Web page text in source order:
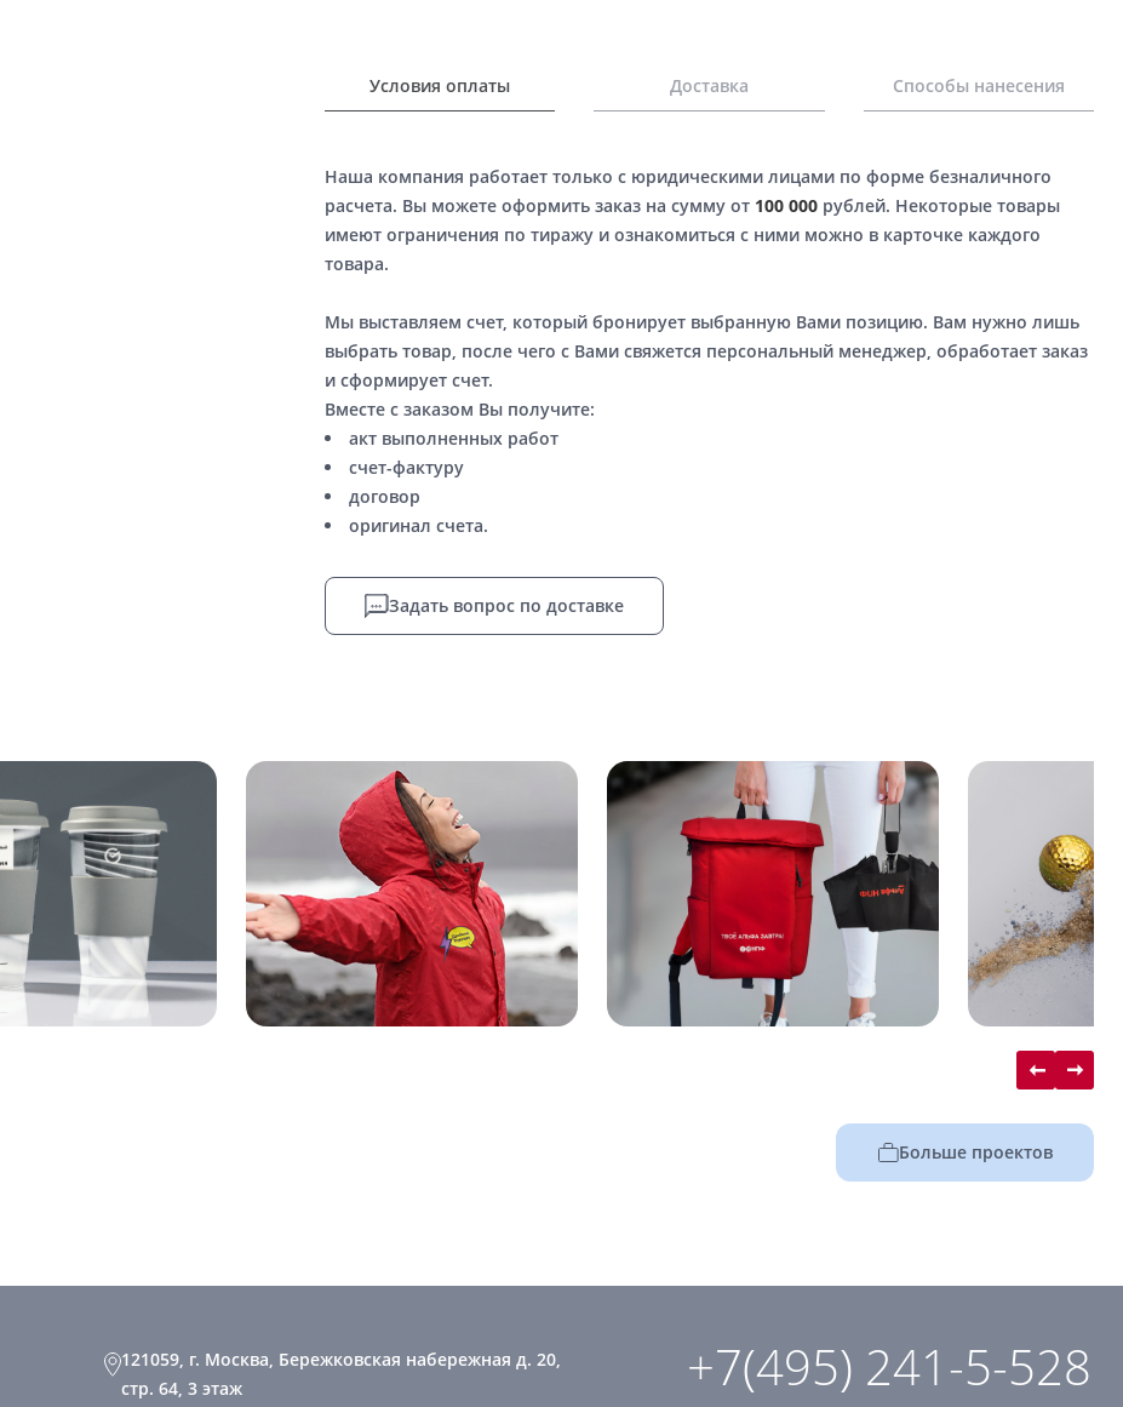
Условия оплаты Доставка Способы нанесения
Наша компания работает только с юридическими лицами по форме безналичного
расчета. Вы можете оформить заказ на сумму от 100 000рублей. Некоторые товары
имеют ограничения по тиражу и ознакомиться с ними можно в карточке каждого
товара.
Мы выставляем счет, который бронирует выбранную Вами позицию. Вам нужно лишь
выбрать товар, после чего с Вами свяжется персональный менеджер, обработает заказ
и сформирует счет.
Вместе с заказом Вы получите:
акт выполненных работ
счет-фактуру
договор
оригинал счета.
Задать вопрос по доставке
Больше проектов
121059, г. Москва, Бережковская набережная д. 20,
стр. 64, 3 этаж
+7(495) 241-5-528